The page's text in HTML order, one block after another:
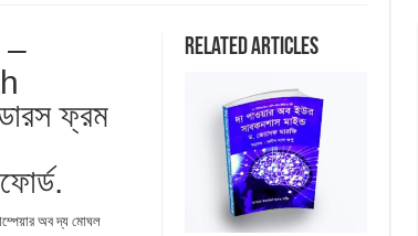
Related Articles
–
ফ্রম
অব দ্য মোঘল